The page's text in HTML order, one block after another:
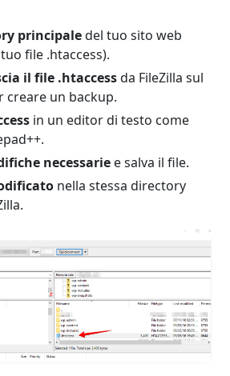
principaledel tuo sito web
file .htaccess).
il file .htaccessda FileZilla sul
creare un backup.
in un editor di testo come
necessarie e salva il file.
nella stessa directory